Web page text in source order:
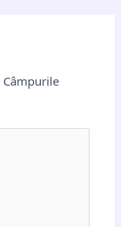
Câmpurile